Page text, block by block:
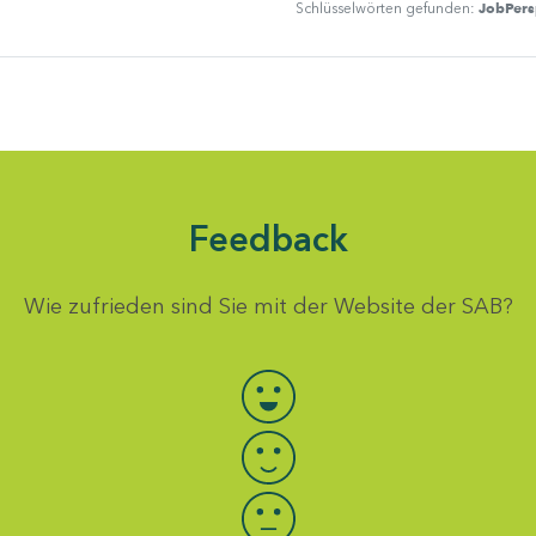
Schlüsselwörten gefunden:
Feedback
Wie zufrieden sind Sie mit der Website der SAB?
Bewertung auswählen